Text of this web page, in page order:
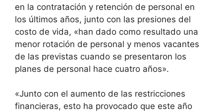
en la contratación y retención de personal en
los últimos años, junto con las presiones del
costo de vida, «han dado como resultado una
menor rotación de personal y menos vacantes
de las previstas cuando se presentaron los
planes de personal hace cuatro años».
«Junto con el aumento de las restricciones
financieras, esto ha provocado que este año